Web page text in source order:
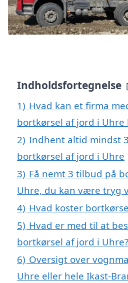
Indholdsfortegnelse
1) Hvad kan et firma
bortkørsel af jord i
2) Indhent altid mindst
bortkørsel af jord i Uhre
3) Få nemt 3 tilbud på
Uhre, du kan være tryg
4) Hvad koster
5) Hvad er med til at
bortkørsel af jord i Uhre?
6) Oversigt over
Uhre eller hele Ikast-